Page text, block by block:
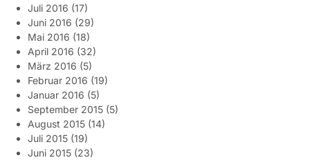
Juli 2016 (17)
Juni 2016 (29)
Mai 2016 (18)
April 2016 (32)
März 2016 (5)
Februar 2016 (19)
Januar 2016 (5)
September 2015 (5)
August 2015 (14)
Juli 2015 (19)
Juni 2015 (23)